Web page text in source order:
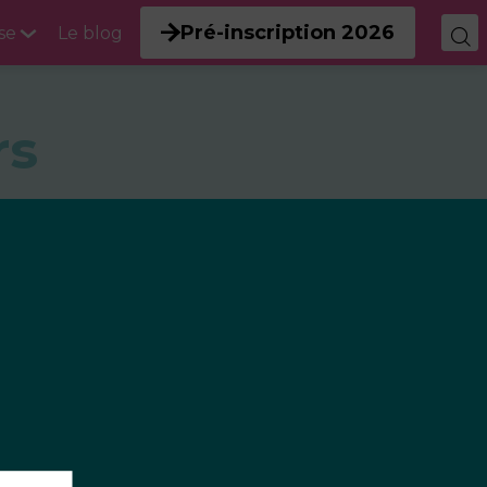
Le blog Pré-inscription 2026